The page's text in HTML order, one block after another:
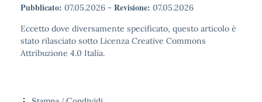
Pubblicato: 07.05.2026 - Revisione: 07.05.2026
Eccetto dove diversamente specificato, questo articolo è
stato rilasciato sotto Licenza Creative Commons
Attribuzione 4.0 Italia.